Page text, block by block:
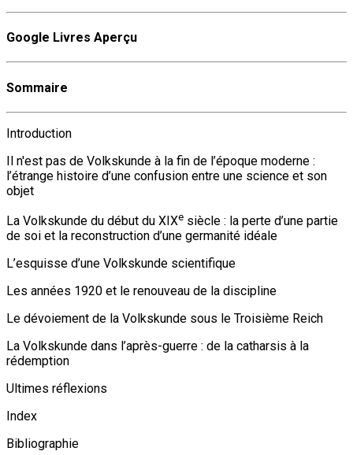
Google Livres Aperçu
Sommaire
Introduction
Il n'est pas de Volkskunde à la fin de l’époque moderne :
l’étrange histoire d’une confusion entre une science et son
objet
La Volkskunde du début du XIXe siècle : la perte d’une partie
de soi et la reconstruction d’une germanité idéale
L’esquisse d’une Volkskunde scientifique
Les années 1920 et le renouveau de la discipline
Le dévoiement de la Volkskunde sous le Troisième Reich
La Volkskunde dans l’après-guerre : de la catharsis à la
rédemption
Ultimes réflexions
Index
Bibliographie